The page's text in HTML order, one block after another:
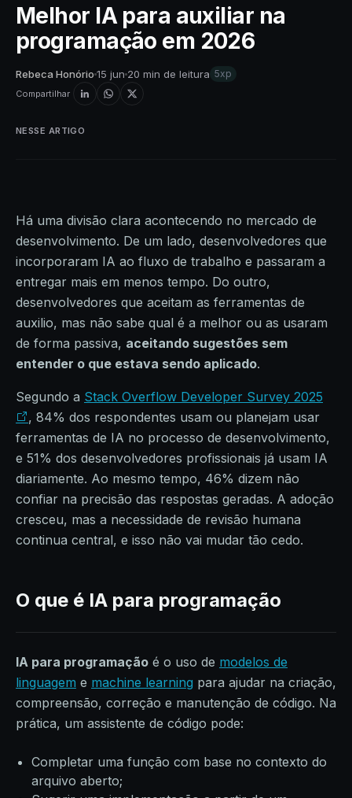
Melhor IA para auxiliar na
programação em 2026
Rebeca Honório 15 jun 20 min de leitura 5xp
Compartilhar
Há uma divisão clara acontecendo no mercado de
desenvolvimento. De um lado, desenvolvedores que
incorporaram IA ao fluxo de trabalho e passaram a
entregar mais em menos tempo. Do outro,
desenvolvedores que aceitam as ferramentas de
auxilio, mas não sabe qual é a melhor ou as usaram
de forma passiva, aceitando sugestões sem
entender o que estava sendo aplicado.
Segundo a Stack Overflow Developer Survey 2025
, 84% dos respondentes usam ou planejam usar
ferramentas de IA no processo de desenvolvimento,
e 51% dos desenvolvedores profissionais já usam IA
diariamente. Ao mesmo tempo, 46% dizem não
confiar na precisão das respostas geradas. A adoção
cresceu, mas a necessidade de revisão humana
continua central, e isso não vai mudar tão cedo.
O que é IA para programação
IA para programação é o uso de modelos de
linguagem e machine learning para ajudar na criação,
compreensão, correção e manutenção de código. Na
prática, um assistente de código pode:
Completar uma função com base no contexto do
arquivo aberto;
NESSE ARTIGO